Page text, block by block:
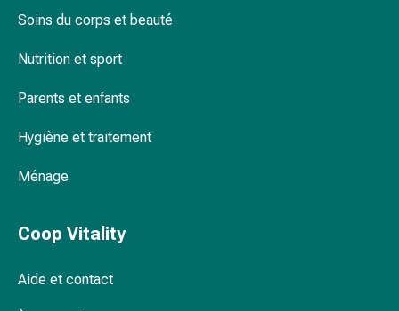
les
de
À
de
Homéopathie
Sel
Serviettes hygiéniques avec ailettes :
protection supplémentaire
Serviettes hygiéniques sans ailettes :
discrètes et confortables
protection totale
Soins du corps et beauté
Nutrition et sport
Parents et enfants
Hygiène et traitement
Ménage
Coop Vitality
Aide et contact